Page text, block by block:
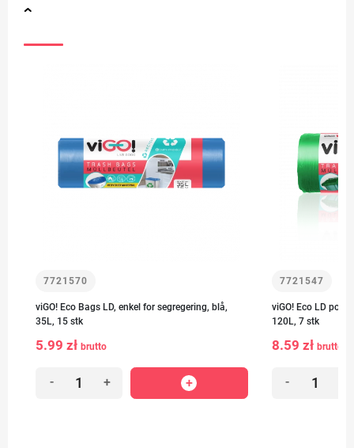
7721570
viGO! Eco Bags LD, enkel for segregering, blå,
35L, 15 stk
5.99 zł brutto
- +
7721547
viGO! Eco LD
120L, 7 stk
8.59 zł brutto
-